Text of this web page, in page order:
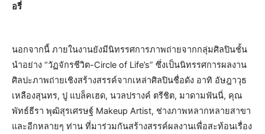
อรี่
นอกจากนี้ ภายในงานยังมีนิทรรศการภาพถ่ายจากกลุ่มศิลปินชั้น
นำอย่าง “วัฏจักรชีวิต-Circle of Life’s” ซึ่งเป็นนิทรรศการผลงาน
ศิลปะภาพถ่ายเชิงสร้างสรรค์จากเหล่าศิลปินชื่อดัง อาทิ อัษฎาวุธ
เหลืองสุนทร, ปู แบล็คเฮด, นวลปรางค์ ตรีชิต, มาดามฟันนี่, คุณ
พัทธ์ธีรา พุฒิสุรเศรษฐ์ Makeup Artist, ช่างภาพหลากหลายสาขา
และอีกหลายๆ ท่าน ที่มาร่วมกันสร้างสรรค์ผลงานเพื่อสะท้อนเรื่อง